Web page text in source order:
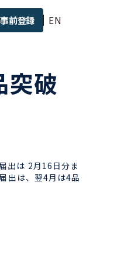
EN
前登録
突破
出は 2月16日分ま
出は、翌4月は4品